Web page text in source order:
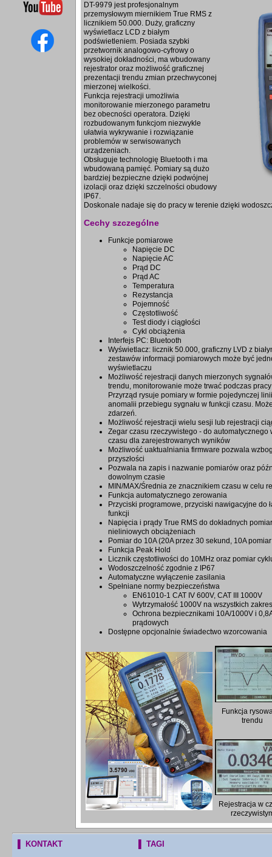
DT-9979 jest profesjonalnym
przemysłowym miernikiem True RMS z
licznikiem 50.000. Duży, graficzny
wyświetlacz LCD z białym
podświetleniem. Posiada szybki
przetwornik analogowo-cyfrowy o
wysokiej dokładności, ma wbudowany
rejestrator oraz możliwość graficznej
prezentacji trendu zmian przechwyconej
mierzonej wielkości.
Funkcja rejestracji umożliwia
monitorowanie mierzonego parametru
bez obecności operatora. Dzięki
rozbudowanym funkcjom niezwykle
ułatwia wykrywanie i rozwiązanie
problemów w serwisowanych
urządzeniach.
Obsługuje technologię Bluetooth i ma
wbudowaną pamięć. Pomiary są dużo
bardziej bezpieczne dzięki podwójnej
izolacji oraz dzięki szczelności obudowy
IP67.
Doskonale nadaje się do pracy w terenie dzięki
Cechy szczególne
Funkcje pomiarowe
Napięcie DC
Napięcie AC
Prąd DC
Prąd AC
Temperatura
Rezystancja
Pojemność
Częstotliwość
Test diody i ciągłości
Cykl obciążenia
Interfejs PC: Bluetooth
Wyświetlacz: licznik 50.000, graficzny LVD z
zestawów informacji pomiarowych może być
wyświetlaczu
Możliwość rejestracji danych mierzonych
trendu, monitorowanie może trwać podczas
Przyrząd rysuje pomiary w formie pojedynczej
anomalii przebiegu sygnału w funkcji czasu.
zdarzeń.
Możliwość rejestracji wielu sesji lub rejestracji
Zegar czasu rzeczywistego - do
czasu dla zarejestrowanych wyników
Możliwość uaktualniania firmware pozwala
przyszłości
Pozwala na zapis i nazwanie pomiarów oraz
dowolnym czasie
MIN/MAX/Średnia ze znacznikiem czasu w celu
Funkcja automatycznego zerowania
Przyciski programowe, przyciski nawigacyjne do
funkcji
Napięcia i prądy True RMS do dokładnych
nieliniowych obciążeniach
Pomiar do 10A (20A przez 30 sekund, 10A pomiar
Funkcja Peak Hold
Licznik częstotliwości do 10MHz oraz pomiar
Wodoszczelność zgodnie z IP67
Automatyczne wyłączenie zasilania
Spełniane normy bezpieczeństwa
EN61010-1 CAT IV 600V, CAT III 1000V
Wytrzymałość 1000V na wszystkich
Ochrona bezpiecznikami 10A/1000V i
prądowych
Dostępne opcjonalnie świadectwo wzorcowania
Funkcja
trendu
Rejestracja w
▌ KONTAKT
▌ TAGI